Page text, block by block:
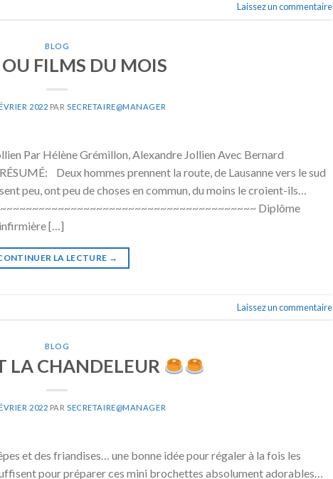
Laissez un commentaire
BLOG
FILMS DU MOIS
2022 PARSECRETAIRE@MANAGER
Par Hélène Grémillon, Alexandre Jollien Avec Bernard
Deux hommes prennent la route, de Lausanne vers le sud
peu, ont peu de choses en commun, du moins le croient-ils…
Diplôme
[…]
LA LECTURE →
Laissez un commentaire
BLOG
LA CHANDELEUR
2022 PARSECRETAIRE@MANAGER
et des friandises… une bonne idée pour régaler à la fois les
pour préparer ces mini brochettes absolument adorables…